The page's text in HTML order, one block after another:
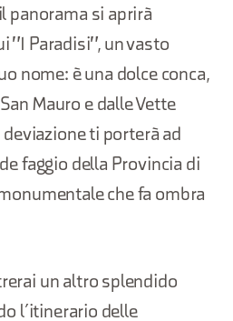
panorama si aprirà
"I Paradisi", un vasto
nome: è una dolce conca,
Mauro e dalle Vette
ti porterà ad
faggio della Provincia di
che fa ombra
un altro splendido
l’itinerario delle